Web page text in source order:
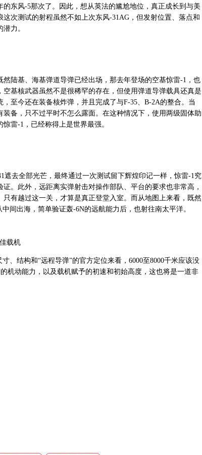
东风-5那次了。因此，想从英法的尴尬地位，真正成长到与美
次测试的射程虽然不如上次东风-31AG，但发射位置、落点和
力。
陆基、海基弹道导弹已经出场，那去年登场的空基惊雷-1，也
空基核武器虽然不是很稀罕的存在，但使用弹道导弹载具还真是
至今还在装备核炸弹，并且完成了与F-35、B-2A的整合。当
备，只不过平时不怎么露面。在这种情况下，使用两级固体助
雷-1，已经称得上是世界最强。
遮去全部光芒，最终通过一次测试留下辉煌印记一样，惊雷-1究
。此外，远距离实弹射击对操作部队、平台的要求也非常高，
有越过这一关，才算是真正登堂入室。而从地图上来看，既然
间出海，简单验证轰-6N的远航能力后，也射往南太平洋。
载机
、结构和“远程导弹”的官方定位来看，6000至8000千米应该没
机动能力，以及载机赋予的初速和初始高度，这也将是一道非